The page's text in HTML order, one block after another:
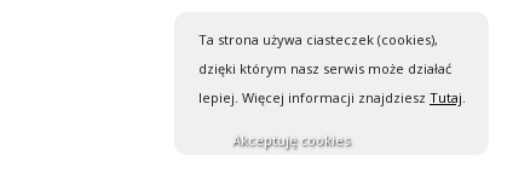
Ta strona używa ciasteczek (cookies),
dzięki którym nasz serwis może działać
lepiej. Więcej informacji znajdziesz Tutaj.
Akceptuję cookies